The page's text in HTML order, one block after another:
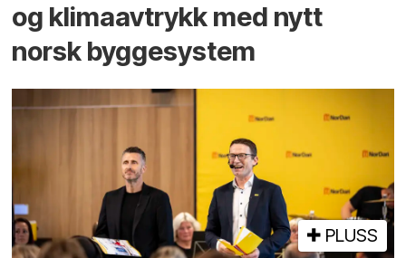
og klima­avtrykk med nytt
norsk bygge­system
PLUSS